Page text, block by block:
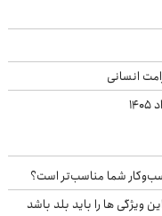
انسانی
شما مناسب‌تر است؟
ویژگی ها را باید بلد باشد